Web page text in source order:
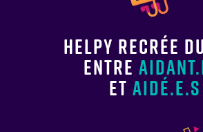
Helpy recrée du
entre
et aidé.e.s